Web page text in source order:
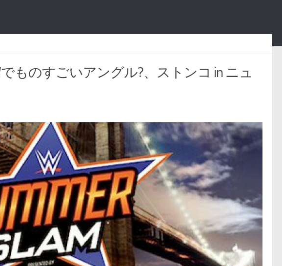
ものすごいアングル?、ストンコ in ニュ